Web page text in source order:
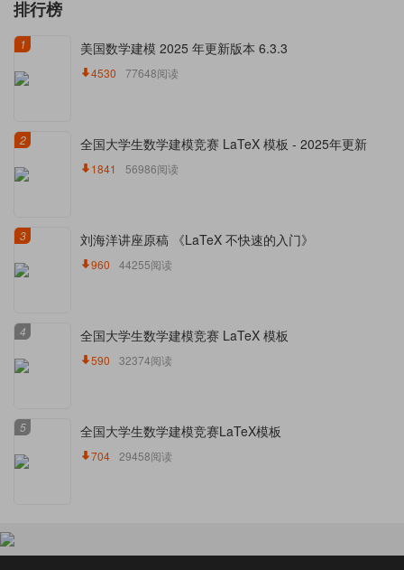
排行榜
1 美国数学建模 2025 年更新版本 6.3.3
4530 77648阅读
2 全国大学生数学建模竞赛 LaTeX 模板 - 2025年更新
1841 56986阅读
3 刘海洋讲座原稿 《LaTeX 不快速的入门》
960 44255阅读
4 全国大学生数学建模竞赛 LaTeX 模板
590 32374阅读
5 全国大学生数学建模竞赛LaTeX模板
704 29458阅读